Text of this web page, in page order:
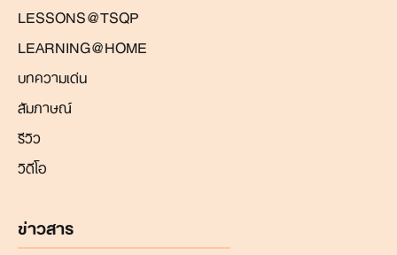
LESSONS@TSQP
LEARNING@HOME
บทความเด่น
สัมภาษณ์
รีวิว
วิดีโอ
ข่าวสาร